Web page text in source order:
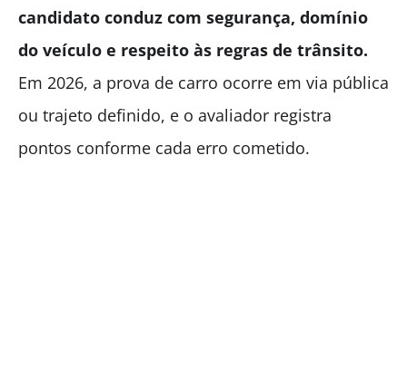
candidato conduz com segurança, domínio
do veículo e respeito às regras de trânsito.
Em 2026, a prova de carro ocorre em via pública
ou trajeto definido, e o avaliador registra
pontos conforme cada erro cometido.